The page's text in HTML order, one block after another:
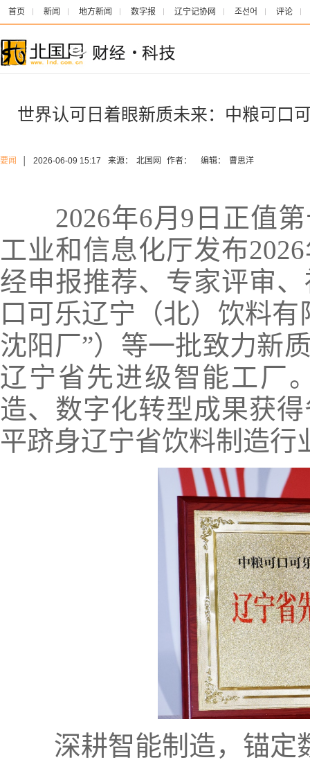
首页 新闻 地方新闻 数字报 辽宁记协网 조선어 评论
世界认可日着眼新质未来：中粮可口
要闻 2026-06-09 15:17 来源： 北国网 作者： 编辑： 曹思洋
2026年6月9日正值第
工业和信息化厅发布
经申报推荐、专家评审
口可乐辽宁（北）饮料
沈阳厂”）等一批致力新
辽宁省先进级智能工厂
造、数字化转型成果获
平跻身辽宁省饮料制造行
深耕智能制造，锚定